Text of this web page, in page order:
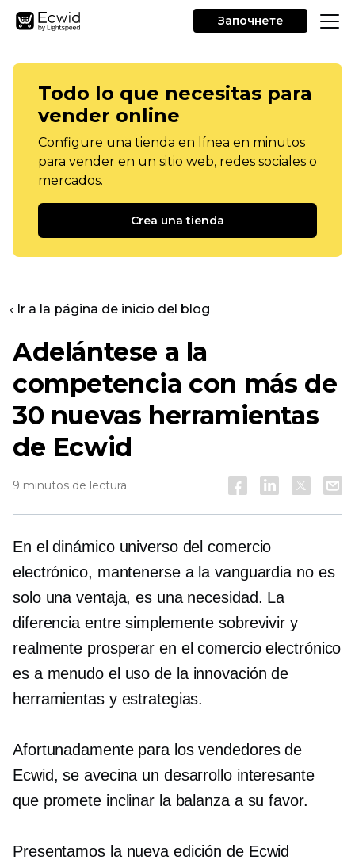
Започнете
Todo lo que necesitas para
vender online
Configure una tienda en línea en minutos
para vender en un sitio web, redes sociales o
mercados.
Crea una tienda
‹ Ir a la página de inicio del blog
Adelántese a la
competencia con más de
30 nuevas herramientas
de Ecwid
9 minutos de lectura
En el dinámico universo del comercio
electrónico, mantenerse a la vanguardia no es
solo una ventaja, es una necesidad. La
diferencia entre simplemente sobrevivir y
realmente prosperar en el comercio electrónico
es a menudo el uso de la innovación de
herramientas y estrategias.
Afortunadamente para los vendedores de
Ecwid, se avecina un desarrollo interesante
que promete inclinar la balanza a su favor.
Presentamos la nueva edición de Ecwid